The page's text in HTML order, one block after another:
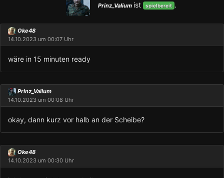
Prinz_Valium ist spielbereit .
Oke48
14.10.2023 um 00:07 Uhr
wäre in 15 minuten ready
Prinz_Valium
14.10.2023 um 00:08 Uhr
okay, dann kurz vor halb an der Scheibe?
Oke48
14.10.2023 um 00:30 Uhr